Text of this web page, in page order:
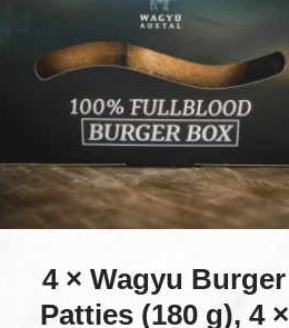
4 × Wagyu Burger
Patties (180 g), 4 ×